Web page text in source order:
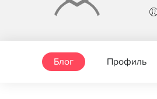
Блог Профиль